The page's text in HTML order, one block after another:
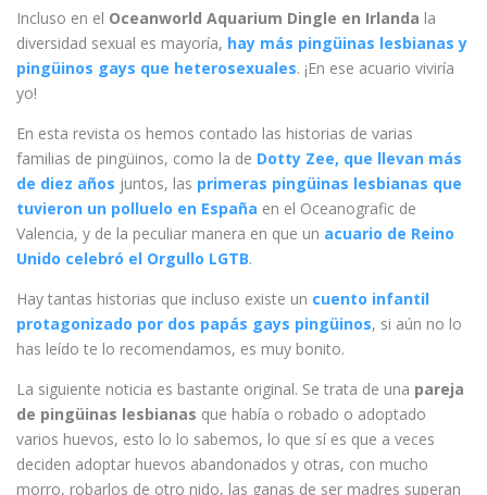
Incluso en el Oceanworld Aquarium Dingle en Irlanda la
diversidad sexual es mayoría, hay más pingüinas lesbianas y
pingüinos gays que heterosexuales. ¡En ese acuario viviría
yo!
En esta revista os hemos contado las historias de varias
familias de pingüinos, como la de Dotty Zee, que llevan más
de diez años juntos, las primeras pingüinas lesbianas que
tuvieron un polluelo en España en el Oceanografic de
Valencia, y de la peculiar manera en que un acuario de Reino
Unido celebró el Orgullo LGTB.
Hay tantas historias que incluso existe un cuento infantil
protagonizado por dos papás gays pingüinos, si aún no lo
has leído te lo recomendamos, es muy bonito.
La siguiente noticia es bastante original. Se trata de una pareja
de pingüinas lesbianas que había o robado o adoptado
varios huevos, esto lo lo sabemos, lo que sí es que a veces
deciden adoptar huevos abandonados y otras, con mucho
morro, robarlos de otro nido, las ganas de ser madres superan